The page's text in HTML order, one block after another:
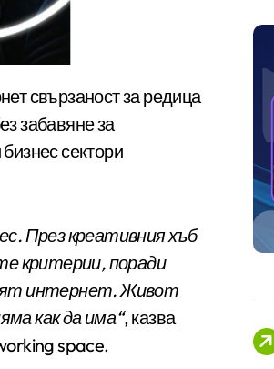
забавяне за
сектори
През креативния хъб
критерии, поради
интернет. Живот
как да има“, казва
space.